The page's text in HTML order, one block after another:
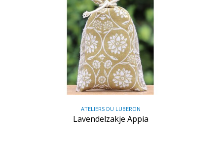
ATELIERS DU LUBERON
Lavendelzakje Appia